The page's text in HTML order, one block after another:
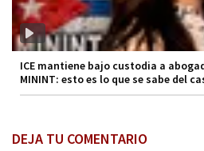
ICE mantiene bajo custodia a
MININT: esto es lo que se sabe del
DEJA TU COMENTARIO